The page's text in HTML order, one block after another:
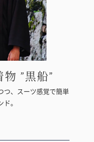
”黒船”
つ、スーツ感覚で簡単
。